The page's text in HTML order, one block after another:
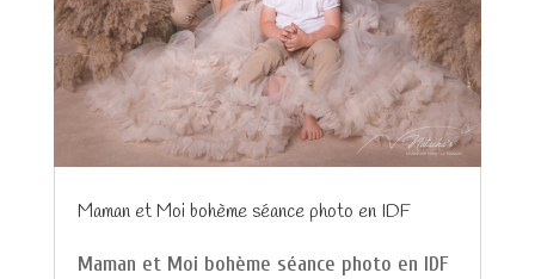
Maman et Moi bohème séance photo en IDF
Maman et Moi bohème séance photo en IDF